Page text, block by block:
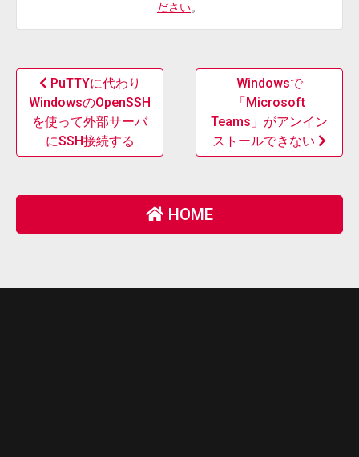
ださい。
PuTTYに代わり
WindowsのOpenSSH
を使って外部サーバ
にSSH接続する
Windowsで
「Microsoft
Teams」がアンイン
ストールできない
HOME